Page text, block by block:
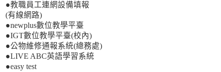
●教職員工連網設備填報
(有線網路)
●newplus數位教學平臺
●IGT數位教學平臺(校內)
●公物維修通報系統(總務處)
●LIVE ABC英語學習系統
●easy test